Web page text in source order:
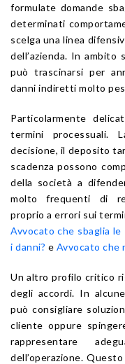
formulate domande
determinati
scelga una linea
dell’azienda. In ambito
può trascinarsi per
danni indiretti molto
Particolarmente
termini processuali.
decisione, il deposito
scadenza possono
della società a
molto frequenti di
proprio a errori sui
Avvocato che sbaglia
i danni? e Avvocato che
Un altro profilo critico
degli accordi. In
può consigliare
cliente oppure
rappresentare
dell’operazione.